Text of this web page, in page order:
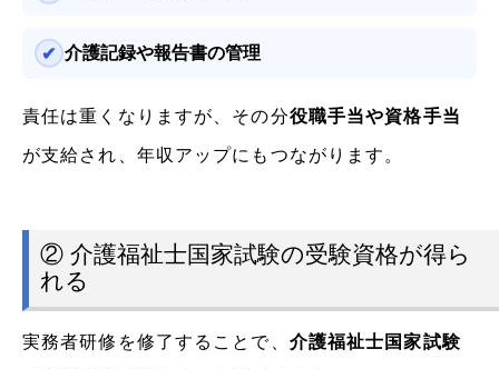
介護記録や報告書の管理
責任は重くなりますが、その分役職手当や資格手当
が支給され、年収アップにもつながります。
② 介護福祉士国家試験の受験資格が得ら
れる
実務者研修を修了することで、 介護福祉士国家試験